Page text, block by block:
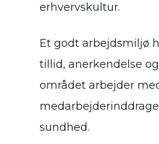
erhvervskultur.
Et godt arbejdsmiljø
tillid, anerkendelse
området arbejder
sundhed.